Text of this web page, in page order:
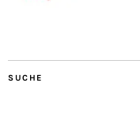
SUCHE